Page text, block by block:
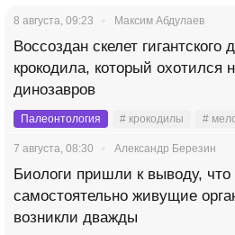
8 августа, 09:23 Максим Абдулаев
Воссоздан скелет гигантского
крокодила, который охотился
динозавров
Палеонтология # крокодилы #
7 августа, 08:30 Александр Березин
Биологи пришли к выводу, что
самостоятельно живущие
возникли дважды